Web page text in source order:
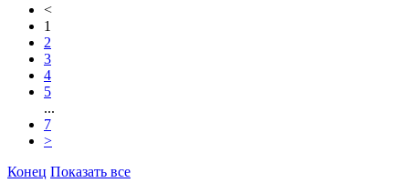
<
1
2
3
4
5
...
7
>
Конец Показать все